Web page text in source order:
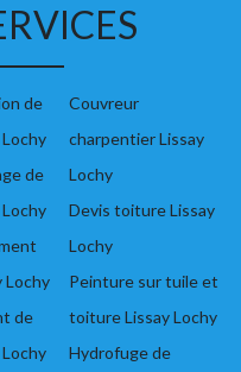
de
de
Lochy
de
Couvreur
charpentier Lissay
Lochy
Devis toiture Lissay
Lochy
Peinture sur tuile et
toiture Lissay Lochy
Hydrofuge de